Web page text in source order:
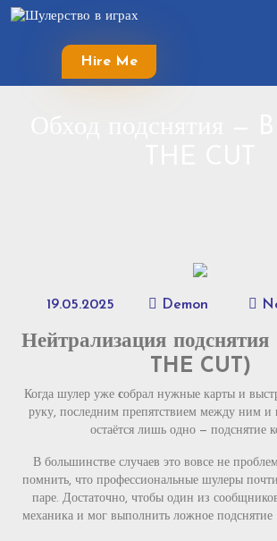
Skip
Hire Me
19.05.2025 Demon
Нейтрализация
THE CUT)
Когда шулер уже собрал нужные карты и
руку, последним препятствием между ним и
остаётся лишь одно — подснятие
В большинстве случаев это вовсе не
помнить, что профессиональные шулеры почти
паре. Достаточно, чтобы один из
механика и мог выполнить ложное